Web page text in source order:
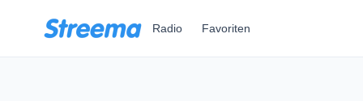
Radio Favoriten